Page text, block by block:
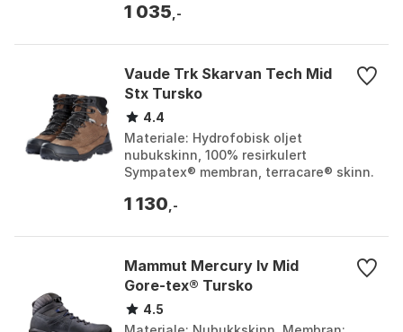
hælen. Farge: Vapor-al...
1 035 ,-
Vaude Trk Skarvan Tech Mid
Stx Tursko
4.4
Materiale: Hydrofobisk oljet
nubukskinn, 100% resirkulert
Sympatex® membran, terracare® skinn.
membran. Fôr: 100% resirkuler...
1 130 ,-
Mammut Mercury Iv Mid
Gore-tex® Tursko
4.5